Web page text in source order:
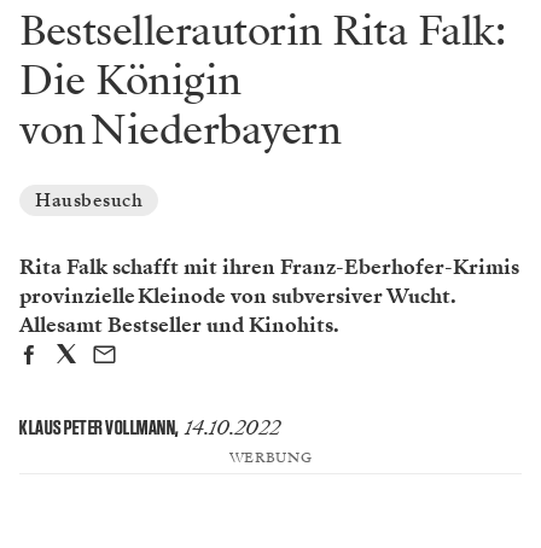
Bestsellerautorin Rita Falk:
Die Königin
von Niederbayern
Hausbesuch
Rita Falk schafft mit ihren Franz-Eberhofer-Krimis
provinzielle Kleinode von subversiver Wucht.
Allesamt Bestseller und Kinohits.
KLAUS PETER VOLLMANN, 14.10.2022
WERBUNG